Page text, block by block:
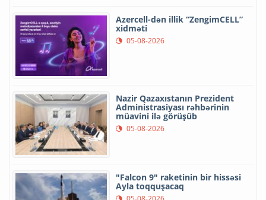
Azercell-dən illik “ZengimCELL”
xidməti
05-08-2026
Nazir Qazaxıstanın Prezident
Administrasiyası rəhbərinin
müavini ilə görüşüb
05-08-2026
"Falcon 9" raketinin bir hissəsi
Ayla toqquşacaq